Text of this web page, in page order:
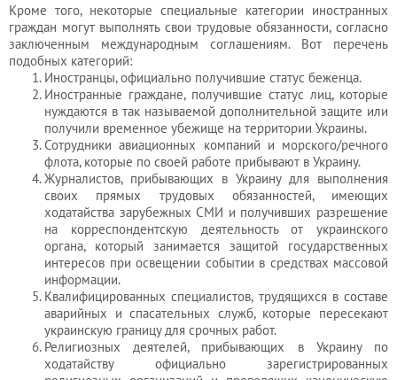
Кроме того, некоторые специальные категории иностранных
граждан могут выполнять свои трудовые обязанности, согласно
заключенным международным соглашениям. Вот перечень
подобных категорий:
Иностранцы, официально получившие статус беженца.
Иностранные граждане, получившие статус лиц, которые
нуждаются в так называемой дополнительной защите или
получили временное убежище на территории Украины.
Сотрудники авиационных компаний и морского/речного
флота, которые по своей работе прибывают в Украину.
Журналистов, прибывающих в Украину для выполнения
своих прямых трудовых обязанностей, имеющих
ходатайства зарубежных СМИ и получивших разрешение
на корреспондентскую деятельность от украинского
органа, который занимается защитой государственных
интересов при освещении событии в средствах массовой
информации.
Квалифицированных специалистов, трудящихся в составе
аварийных и спасательных служб, которые пересекают
украинскую границу для срочных работ.
Религиозных деятелей, прибывающих в Украину по
ходатайству официально зарегистрированных
Лицензии
и
разрешения